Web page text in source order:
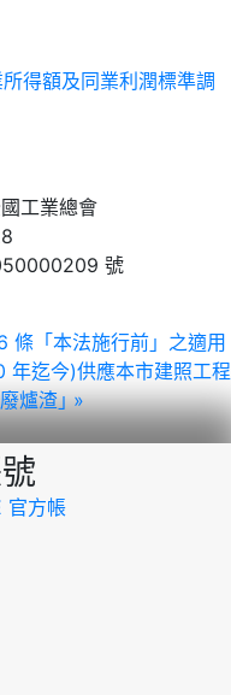
額及同業利潤標準調
工業總會
號
條「本法施行前」之適用
年迄今)供應本市建照工程
爐渣｣ »